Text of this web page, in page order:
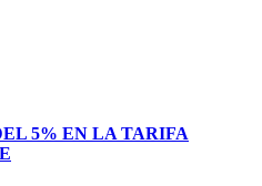
5% EN LA TARIFA